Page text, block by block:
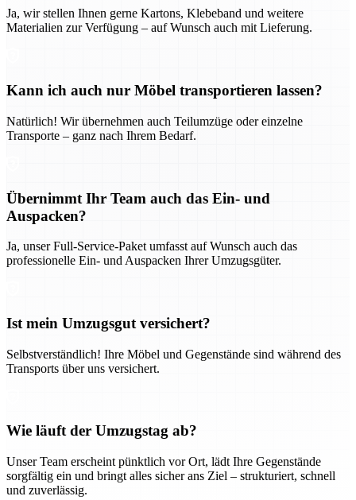
Ja, wir stellen Ihnen gerne Kartons, Klebeband und weitere
Materialien zur Verfügung – auf Wunsch auch mit Lieferung.
Kann ich auch nur Möbel transportieren lassen?
Natürlich! Wir übernehmen auch Teilumzüge oder einzelne
Transporte – ganz nach Ihrem Bedarf.
Übernimmt Ihr Team auch das Ein- und
Auspacken?
Ja, unser Full-Service-Paket umfasst auf Wunsch auch das
professionelle Ein- und Auspacken Ihrer Umzugsgüter.
Ist mein Umzugsgut versichert?
Selbstverständlich! Ihre Möbel und Gegenstände sind während des
Transports über uns versichert.
Wie läuft der Umzugstag ab?
Unser Team erscheint pünktlich vor Ort, lädt Ihre Gegenstände
sorgfältig ein und bringt alles sicher ans Ziel – strukturiert, schnell
und zuverlässig.